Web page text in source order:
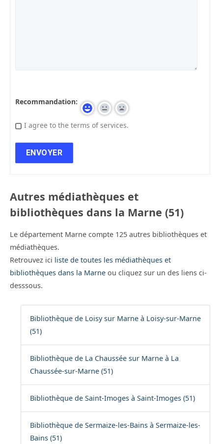
Recommandation:
I agree to the terms of services.
Autres médiathèques et
bibliothèques dans la Marne (51)
Le département Marne compte 125 autres bibliothèques et
médiathèques.
Retrouvez ici liste de toutes les médiathèques et
bibliothèques dans la Marne ou cliquez sur un des liens ci-
desssous.
Bibliothèque de Loisy sur Marne à Loisy-sur-Marne
(51)
Bibliothèque de La Chaussée sur Marne à La
Chaussée-sur-Marne (51)
Bibliothèque de Saint-Imoges à Saint-Imoges (51)
Bibliothèque de Sermaize-les-Bains à Sermaize-les-
Bains (51)